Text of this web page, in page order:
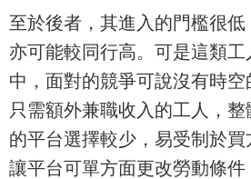
至於後者，其進入的門檻很
亦可能較同行高。可是這類
中，面對的競爭可說沒有時
只需額外兼職收入的工人，
的平台選擇較少，易受制於買
讓平台可單方面更改勞動條